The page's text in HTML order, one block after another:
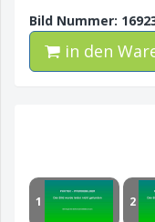
Bild Nummer:
in den
1 2